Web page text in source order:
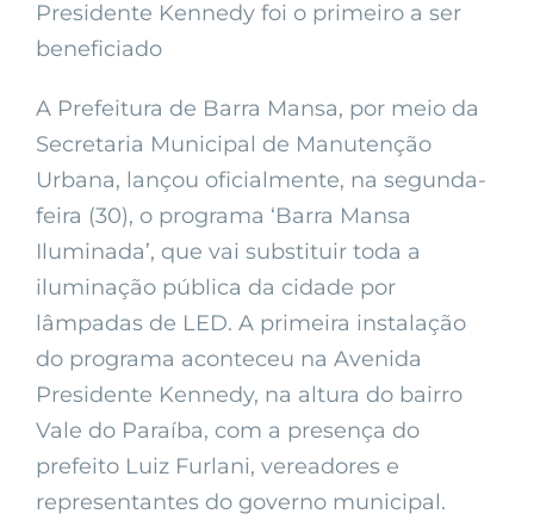
Presidente Kennedy foi o primeiro a ser
beneficiado
A Prefeitura de Barra Mansa, por meio da
Secretaria Municipal de Manutenção
Urbana, lançou oficialmente, na segunda-
feira (30), o programa ‘Barra Mansa
Iluminada’, que vai substituir toda a
iluminação pública da cidade por
lâmpadas de LED. A primeira instalação
do programa aconteceu na Avenida
Presidente Kennedy, na altura do bairro
Vale do Paraíba, com a presença do
prefeito Luiz Furlani, vereadores e
representantes do governo municipal.